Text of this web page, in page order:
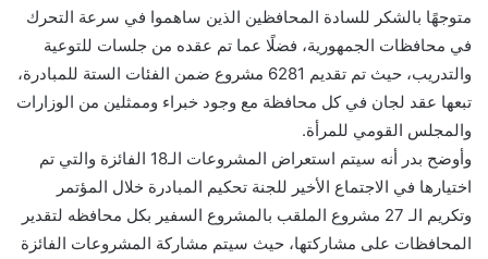
متوجهًا بالشكر للسادة المحافظين الذين ساهموا في سرعة التحرك
في محافظات الجمهورية، فضلًا عما تم عقده من جلسات للتوعية
والتدريب، حيث تم تقديم 6281 مشروع ضمن الفئات الستة للمبادرة،
تبعها عقد لجان في كل محافظة مع وجود خبراء وممثلين من الوزارات
والمجلس القومي للمرأة.
وأوضح بدر أنه سيتم استعراض المشروعات الـ18 الفائزة والتي تم
اختيارها في الاجتماع الأخير للجنة تحكيم المبادرة خلال المؤتمر
وتكريم الـ 27 مشروع الملقب بالمشروع السفير بكل محافظه لتقدير
المحافظات على مشاركتها، حيث سيتم مشاركة المشروعات الفائزة